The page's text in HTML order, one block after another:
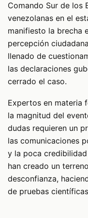
Comando Sur de los
venezolanas en el
manifiesto la brecha
percepción
llenado de
las declaraciones
cerrado el caso.
Expertos en materia
la magnitud del
dudas requieren un
las comunicaciones
y la poca
han creado un
desconfianza,
de pruebas